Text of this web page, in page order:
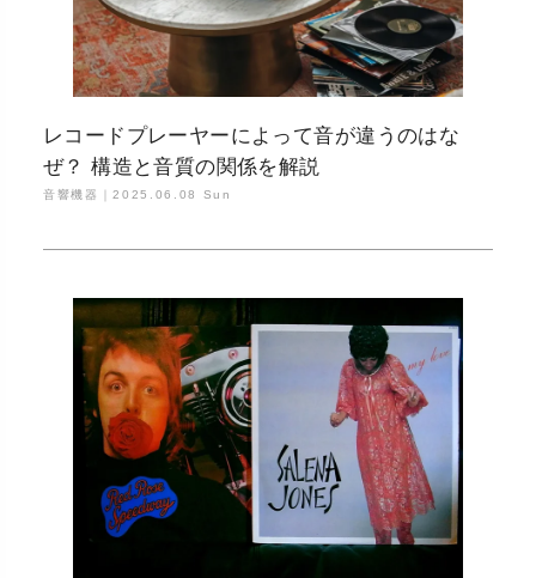
レコードプレーヤーによって音が違うのはな
ぜ？ 構造と音質の関係を解説
音響機器｜2025.06.08 Sun